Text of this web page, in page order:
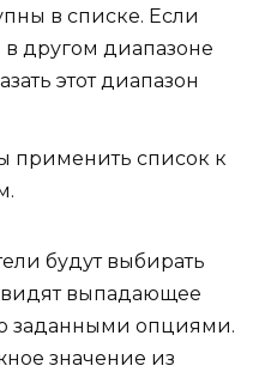
в списке. Если
в другом диапазоне
этот диапазон
применить список к
будут выбирать
выпадающее
заданными опциями.
значение из